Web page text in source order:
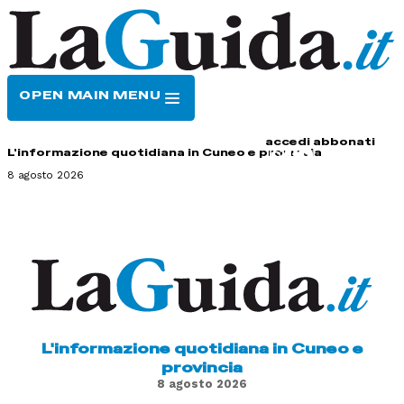
OPEN MAIN MENU
accedi abbonati
L'informazione quotidiana in Cuneo e provincia
8 agosto 2026
L'informazione quotidiana in Cuneo e
provincia
8 agosto 2026